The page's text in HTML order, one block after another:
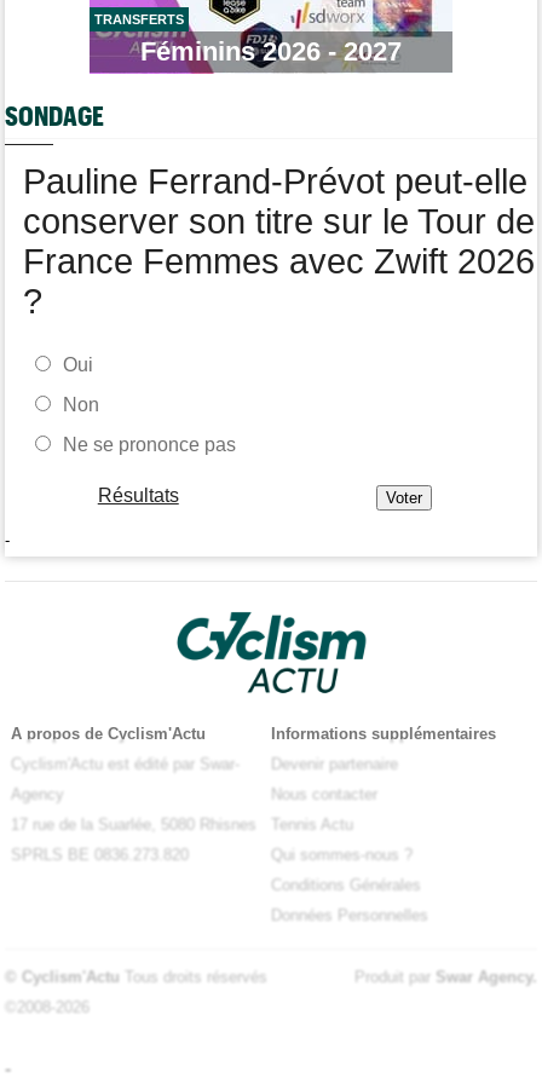
Le parcours de la 20e étape modifié à cause d'éboulements
TRANSFERTS
Féminins 2026 - 2027
SONDAGE
Pauline Ferrand-Prévot peut-elle
conserver son titre sur le Tour de
France Femmes avec Zwift 2026
?
Oui
Non
Ne se prononce pas
Résultats
-
A propos de Cyclism'Actu
Cyclism'Actu est édité par Swar-
Agency
17 rue de la Suarlée, 5080 Rhisnes
SPRLS BE 0836.273.820
Informations supplémentaires
Devenir partenaire
Nous contacter
Tennis Actu
Qui sommes-nous ?
Conditions Générales
Données Personnelles
© Cyclism'Actu Tous droits réservés
©2008-2026
Produit par Swar Agency.
-